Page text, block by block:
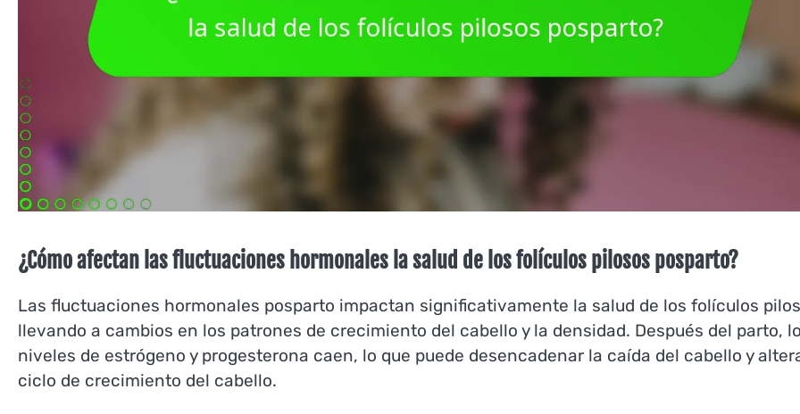
¿Cómo afectan las fluctuaciones hormonales la salud de los folículos pilosos posparto?
Las fluctuaciones hormonales posparto impactan significativamente la salud de los folículos
llevando a cambios en los patrones de crecimiento del cabello y la densidad. Después del parto,
niveles de estrógeno y progesterona caen, lo que puede desencadenar la caída del cabello y
ciclo de crecimiento del cabello.